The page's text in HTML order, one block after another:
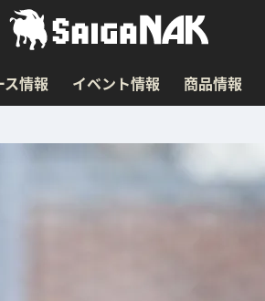
ス情報 イベント情報 商品情報